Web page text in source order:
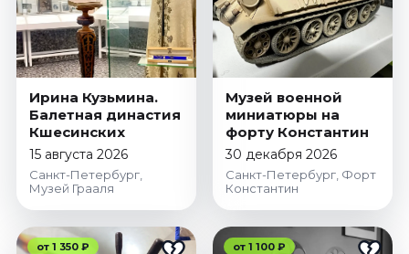
Ирина Кузьмина.
Балетная династия
Кшесинских
15 августа 2026
Санкт-Петербург,
Музей Грааля
Музей военной
миниатюры на
форту Константин
30 декабря 2026
Санкт-Петербург, Форт
Константин
от 1 350 ₽ от 1 100 ₽